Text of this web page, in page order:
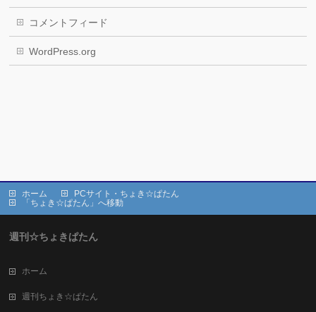
コメントフィード
WordPress.org
ホーム
PCサイト・ちょき☆ぱたん
「ちょき☆ぱたん」へ移動
週刊☆ちょきぱたん
ホーム
週刊ちょき☆ぱたん